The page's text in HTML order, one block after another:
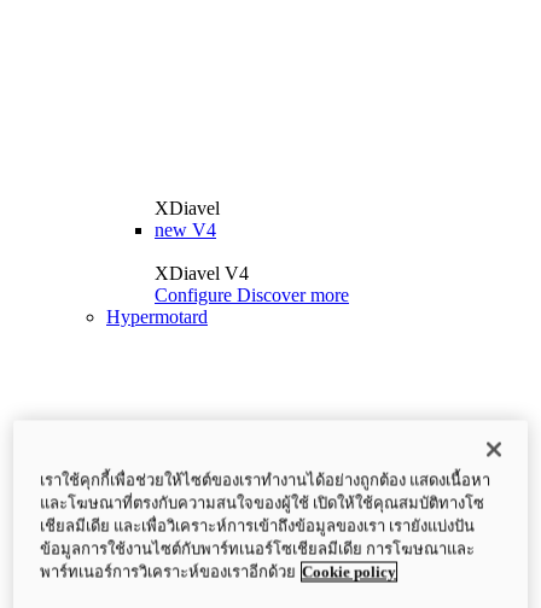
XDiavel
new V4
XDiavel V4
Configure Discover more
Hypermotard
เราใช้คุกกี้เพื่อช่วยให้ไซต์ของเราทำงานได้อย่างถูกต้อง แสดงเนื้อหา
และโฆษณาที่ตรงกับความสนใจของผู้ใช้ เปิดให้ใช้คุณสมบัติทางโซ
เชียลมีเดีย และเพื่อวิเคราะห์การเข้าถึงข้อมูลของเรา เรายังแบ่งปัน
ข้อมูลการใช้งานไซต์กับพาร์ทเนอร์โซเชียลมีเดีย การโฆษณาและ
พาร์ทเนอร์การวิเคราะห์ของเราอีกด้วย Cookie policy